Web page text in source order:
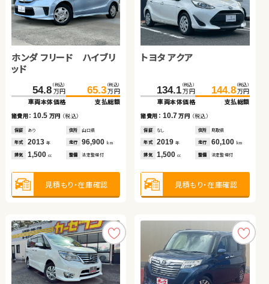
ホンダ フリード ハイブリ
ッド
54.8 （税込）
万円
車両本体価格
65.3 （税込）
万円
支払総額
諸費用：10.5 万円 （税込）
保証 あり 住所 山口県
年式 2013 年 走行 96,900 km
排気 1,500 cc 整備 法定整備付
見積もり・在庫確認
トヨタ アクア
134.1 （税込）
万円
車両本体価格
144.8 （税込）
万円
支払総額
諸費用： 10.7万円 （税込）
保証 なし 住所 鳥取県
年式 2019年 走行 60,100 km
排気 1,500cc 整備 法定整備付
見積もり・在庫確認
ホンダ フィット
69.8 （税込）
万円
78.4（税込）
万円
諸費用：8.6 万円（税込）
あり 茨城県
年式 2016年 走行
排気 1,300 整備 法定整備付
見積もり・在庫確認
ダイハツ タント
179.0（税込）
万円
諸費用：7.5 万円（税込）
あり
年式 2023年 走行
排気 650 整備 なし
見積もり・在庫確認
ホンダ フリード＋
98.7 （税込）
万円
113.1（税込）
万円
諸費用：14.4万円（税込）
あり 埼玉県
年式 2017年 走行
排気 1,500 整備 法定整備付
見積もり・在庫確認
トヨタ アルファード
537.7 （税込）
万円
車両本体価格
549.7 （税込）
万円
支払総額
諸費用： 12.0万円 （税込）
保証 あり 住所 埼玉県
年式 2023年 走行 51,300 km
排気 2,500cc 整備 法定整備付
見積もり・在庫確認